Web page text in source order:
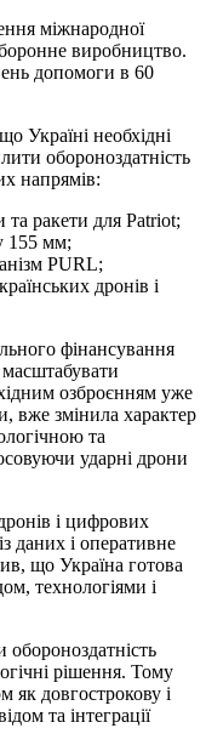
міжнародної
виробництво.
допомоги в 60
Україні необхідні
обороноздатність
напрямів:
та ракети для Patriot;
155 мм;
PURL;
дронів і
фінансування
масштабувати
озброєнням уже
вже змінила характер
та
ударні дрони
і цифрових
даних і оперативне
що Україна готова
технологіями і
рішення. Тому
як довгострокову і
та інтеграції